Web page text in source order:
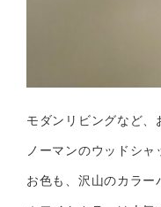
モダンリビングなど、
ノーマンのウッドシャ
お色も、沢山のカラー